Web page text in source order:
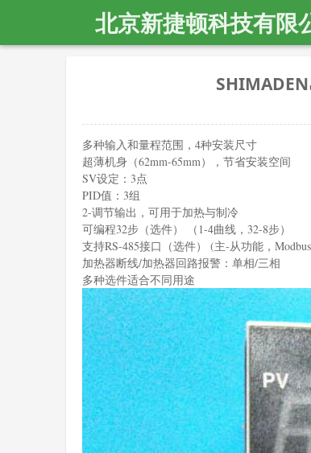
北京新捷顿科技有限
多种输入和量程范围，4种安装尺寸
超薄机身（62mm-65mm），节省安装空间
SV设定：3点
PID值：3组
2-调节输出，可用于加热与制冷
可编程32步（选件） （1-4曲线，32-8步）
支持RS-485接口（选件） (主-从功能，Modbus/
加热器断线/加热器回路报警：单相/三相
多种选件适合不同用途